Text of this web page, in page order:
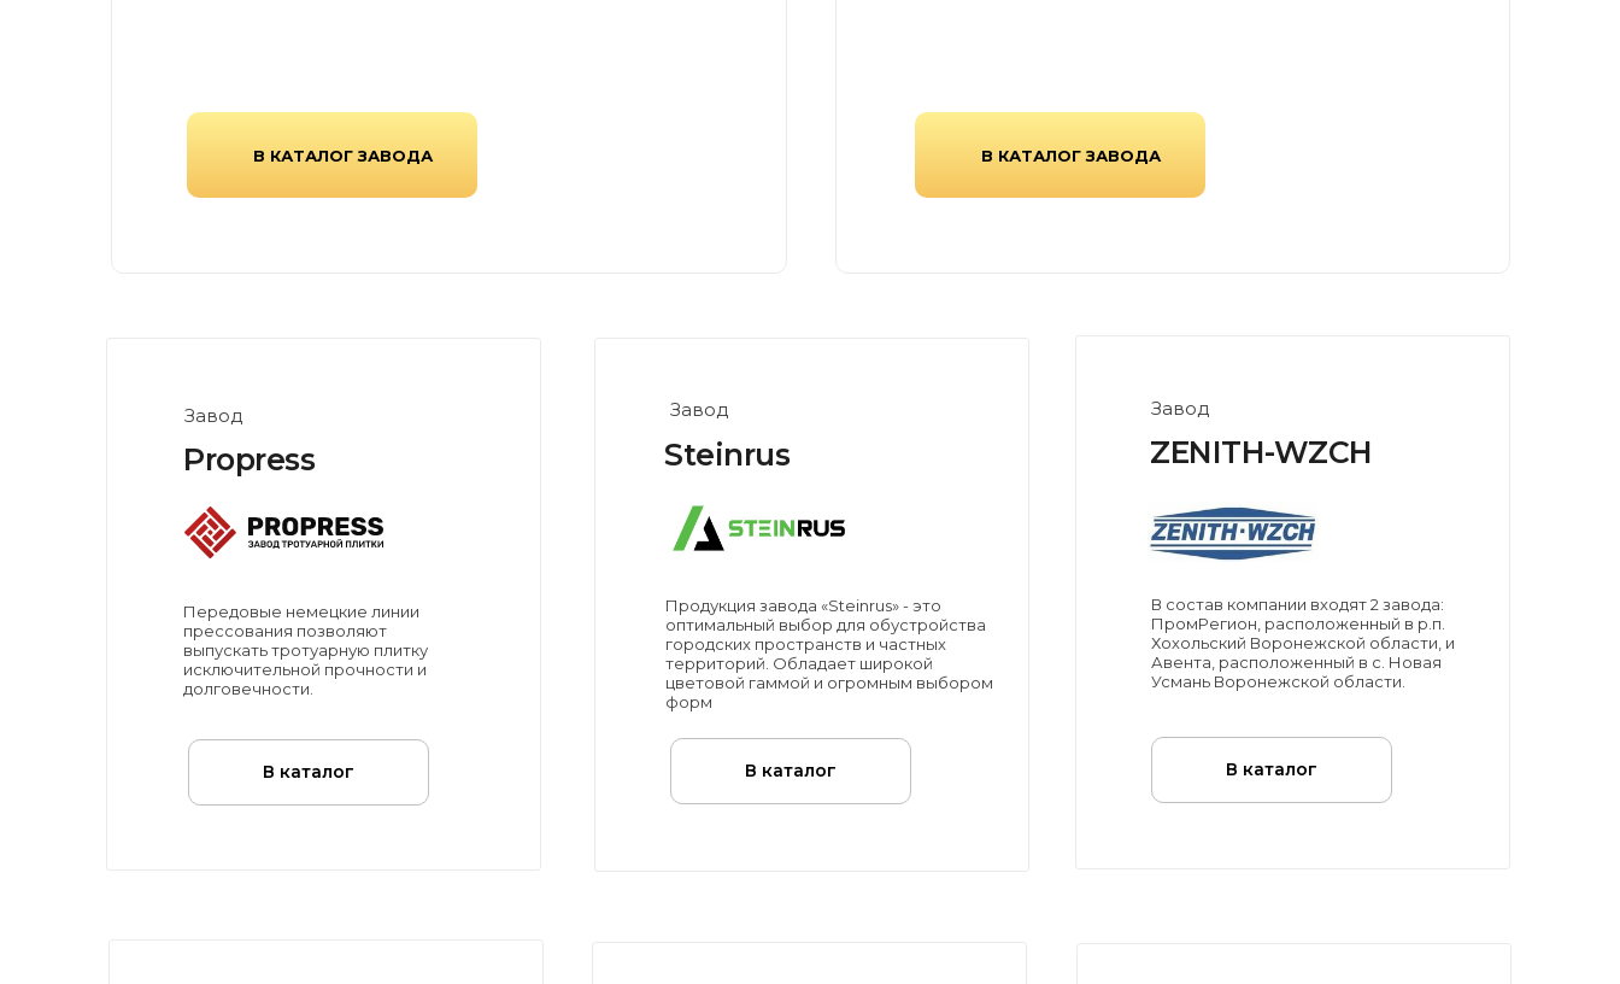
В КАТАЛОГ ЗАВОДА В КАТАЛОГ ЗАВОДА
Propress
Завод
В каталог
Steinrus
Продукция завода «Steinrus» - это
оптимальный выбор для обустройства
городских пространств и частных
территорий. Обладает широкой
цветовой гаммой и огромным выбором
форм
Передовые немецкие линии
прессования позволяют
выпускать тротуарную плитку
исключительной прочности и
долговечности.
Завод
В каталог
ZENITH-WZCH
Завод
В каталог
В состав компании входят 2 завода:
ПромРегион, расположенный в р.п.
Хохольский Воронежской области, и
Авента, расположенный в с. Новая
Усмань Воронежской области.